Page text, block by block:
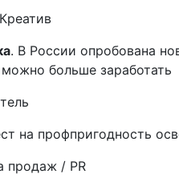
. В России опробована
больше заработать
на профпригодность
продаж / PR